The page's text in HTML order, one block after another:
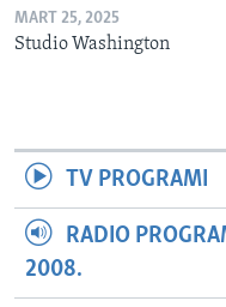
MART 25, 2025
Studio Washington
TV PROGRAMI
RADIO
2008.